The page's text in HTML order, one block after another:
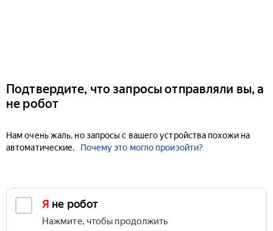
Подтвердите, что запросы отправляли вы, а
не робот
Нам очень жаль, но запросы с вашего устройства похожи на
автоматические.
Почему это могло произойти?
Я не робот
Нажмите, чтобы продолжить